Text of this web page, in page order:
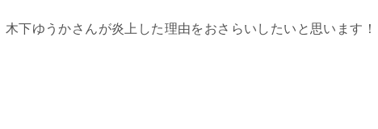
木下ゆうかさんが炎上した理由をおさらいしたいと思います！